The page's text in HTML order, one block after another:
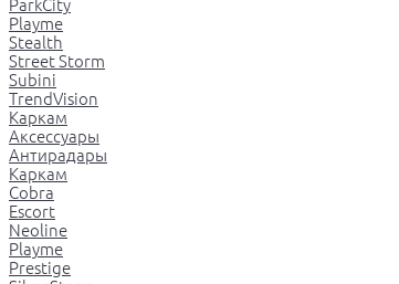
ParkCity
Playme
Stealth
Street Storm
Subini
TrendVision
Каркам
Аксессуары
Антирадары
Каркам
Cobra
Escort
Neoline
Playme
Prestige